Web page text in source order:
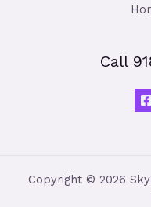
Call
Copyright © 2026